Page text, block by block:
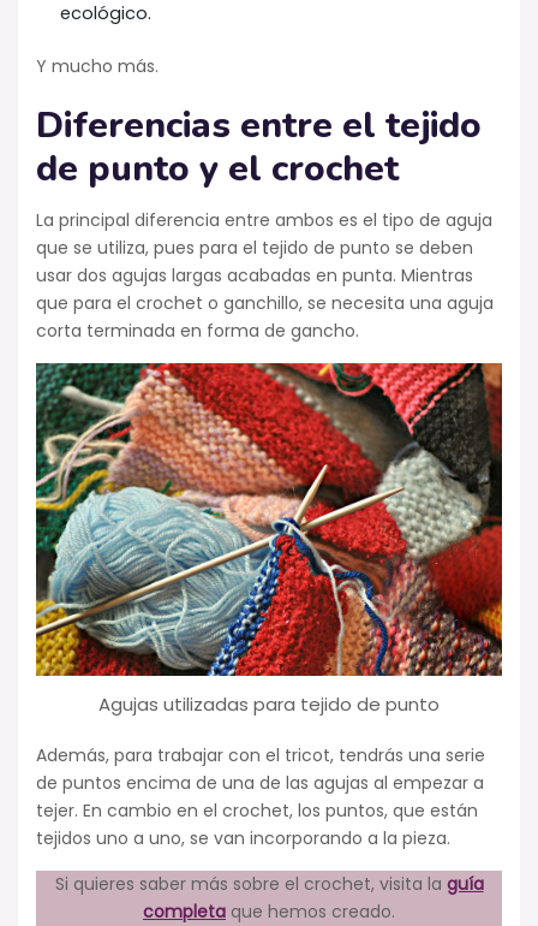
ecológico.
Y mucho más.
Diferencias entre el tejido
de punto y el crochet
La principal diferencia entre ambos es el tipo de aguja
que se utiliza, pues para el tejido de punto se deben
usar dos agujas largas acabadas en punta. Mientras
que para el crochet o ganchillo, se necesita una aguja
corta terminada en forma de gancho.
Agujas utilizadas para tejido de punto
Además, para trabajar con el tricot, tendrás una serie
de puntos encima de una de las agujas al empezar a
tejer. En cambio en el crochet, los puntos, que están
tejidos uno a uno, se van incorporando a la pieza.
Si quieres saber más sobre el crochet, visita la guía
completa que hemos creado.